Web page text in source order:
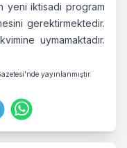
yeni iktisadi program
gerektirmektedir.
uymamaktadır.
yayınlanmıştır.